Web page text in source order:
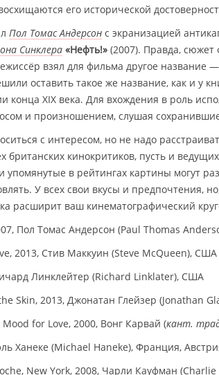
его исторической
Пол Томас Андерсон с экранизацией
Синклера «Нефть!» (2007). Правда, сюжет
взял для фильма другое название —
оставить такое же название, как и у
конца XIX века. Для вхождения в роль
и произношением, слушая
с интересом, но не надо
британских кинокритиков, пусть и
в рейтингах картины могут
У всех свои вкусы и предпочтения,
расширит ваш кинематографический
Пол Томас Андерсон (Paul Thomas
2013, Стив Маккуин (Steve McQueen), США
Линклейтер (Richard Linklater), США
Skin, 2013, Джонатан Глейзер (Jonathan
for Love, 2000, Вонг Карвай (кант.
Ханеке (Michael Haneke), Франция,
New York, 2008, Чарли Кауфман